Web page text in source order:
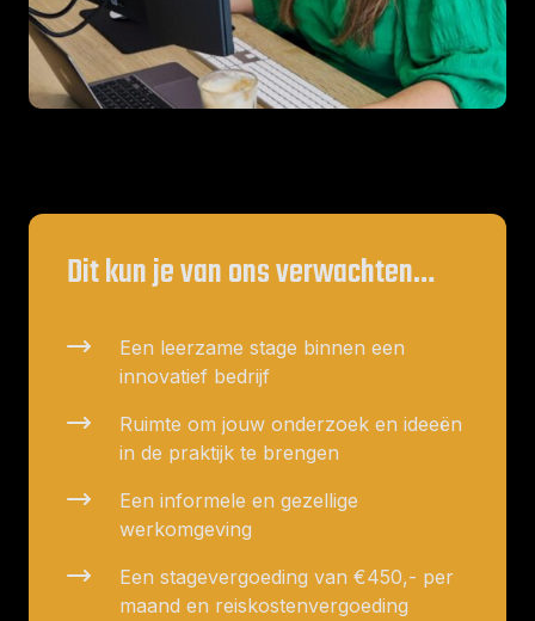
Dit kun je van ons verwachten…
Een leerzame stage binnen een
innovatief bedrijf
Ruimte om jouw onderzoek en ideeën
in de praktijk te brengen
Een informele en gezellige
werkomgeving
Een stagevergoeding van €450,- per
maand en reiskostenvergoeding